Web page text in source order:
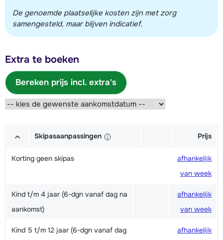
De genoemde plaatselijke kosten zijn met zorg
samengesteld, maar blijven indicatief.
Extra te boeken
Bereken prijs incl. extra's
Skipasaanpassingen Prijs
Korting geen skipas
afhankelijk
van week
Kind t/m 4 jaar (6-dgn vanaf dag na
aankomst)
afhankelijk
van week
Kind 5 t/m 12 jaar (6-dgn vanaf dag
afhankelijk